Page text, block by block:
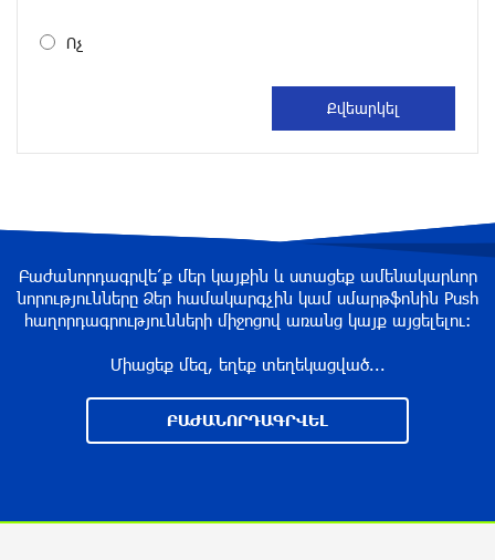
Ռուսաստանը խմբային հարվածներ է հասցրել
Ուկրաինային
(լուսանկար)
Ոչ
Բաժանորդագրվե՛ք մեր կայքին և ստացեք ամենակարևոր
նորությունները Ձեր համակարգչին կամ սմարթֆոնին Push
հաղորդագրությունների միջոցով առանց կայք այցելելու։
Միացեք մեզ, եղեք տեղեկացված...
ԲԱԺԱՆՈՐԴԱԳՐՎԵԼ